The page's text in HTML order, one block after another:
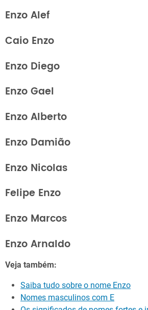
Enzo Alef
Caio Enzo
Enzo Diego
Enzo Gael
Enzo Alberto
Enzo Damião
Enzo Nicolas
Felipe Enzo
Enzo Marcos
Enzo Arnaldo
Veja também:
Saiba tudo sobre o nome Enzo
Nomes masculinos com E